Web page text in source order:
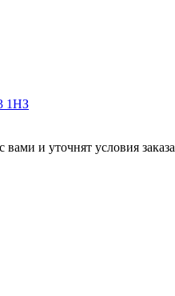
1НЗ
и уточнят условия заказа